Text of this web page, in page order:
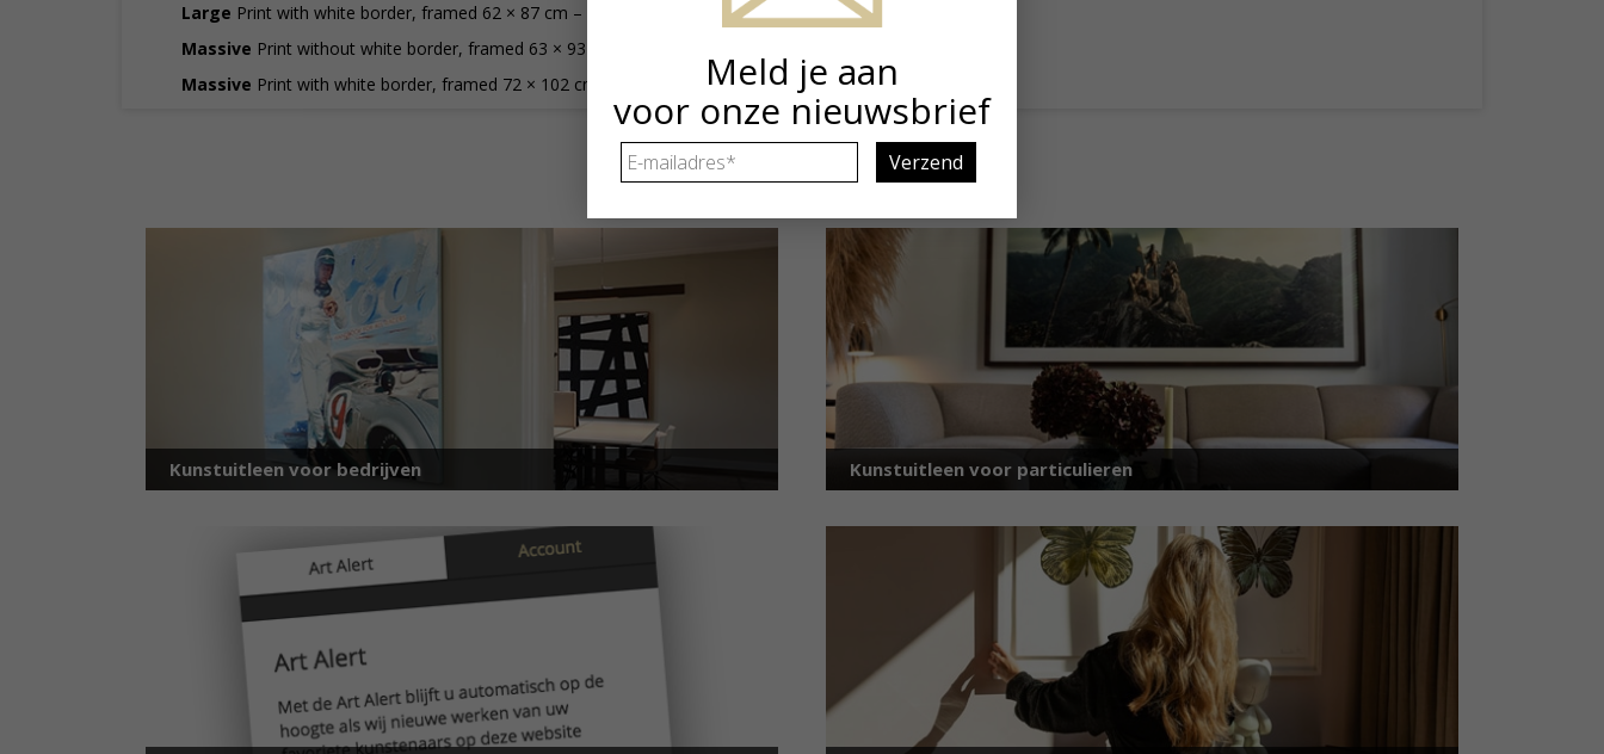
Large Print with white border, framed 62 × 87 cm – Edition 5
Massive Print without white border, framed 63 × 93 cm – Edition 5
Massive Print with white border, framed 72 × 102 cm – Edition 5
Kunstuitleen voor bedrijven Kunstuitleen voor particulieren
Meld je aan
voor onze nieuwsbrief
E-
mailadres *